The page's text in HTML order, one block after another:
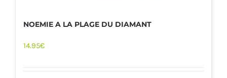
NOEMIE A LA PLAGE DU DIAMANT
14.95€